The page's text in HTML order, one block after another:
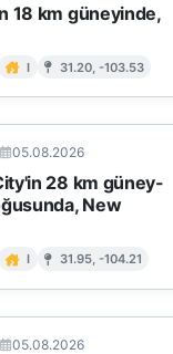
18 km güneyinde,
I 31.20, -103.53
05.08.2026
28 km güney-
New
I 31.95, -104.21
05.08.2026